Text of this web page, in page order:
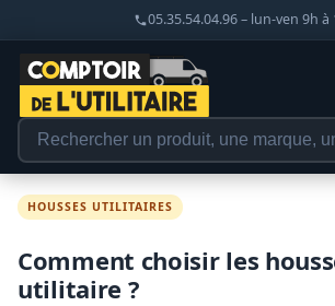
05.35.54.04.96 – lun-ven 9h à
HOUSSES UTILITAIRES
Comment choisir les
utilitaire ?